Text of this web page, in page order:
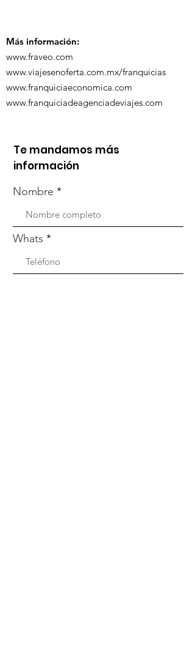
Más información:
www.fraveo.com
www.viajesenoferta.com.mx/franquicias
www.franquiciaeconomica.com
www.franquiciadeagenciadeviajes.com
Te mandamos más
información
Nombre
Whats